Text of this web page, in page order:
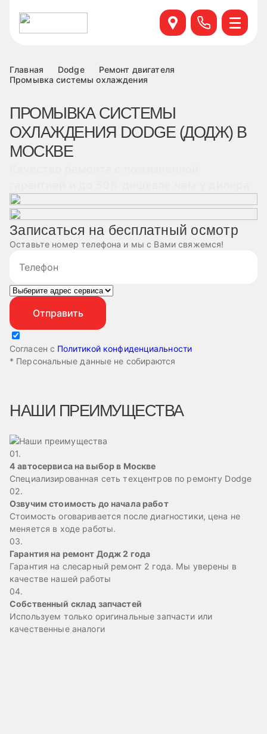
Севастопольский пр. 95 б, к.6
+7 499 495-45-76
+7 499 460-63-34
Лобненская д.17 к.6
Главная Dodge
Ремонт двигателя
Промывка системы охлаждения
ПРОМЫВКА СИСТЕМЫ
ОХЛАЖДЕНИЯ DODGE (ДОДЖ) В
МОСКВЕ
Записаться на бесплатный осмотр
Оставьте номер телефона и мы с Вами свяжемся!
Согласен с Политикой конфиденциальности
* Персональные данные не собираются
НАШИ ПРЕИМУЩЕСТВА
01.
4 автосервиса на выбор в Москве
Специализированная сеть техцентров по ремонту Dodge
02.
Озвучим стоимость до начала работ
Стоимость оговаривается после диагностики, цена не
меняется в ходе работы.
03.
Гарантия на ремонт Додж 2 года
Гарантия на слесарный ремонт 2 года. Мы уверены в
качестве нашей работы
04.
Собственный склад запчастей
Используем только оригинальные запчасти или
качественные аналоги